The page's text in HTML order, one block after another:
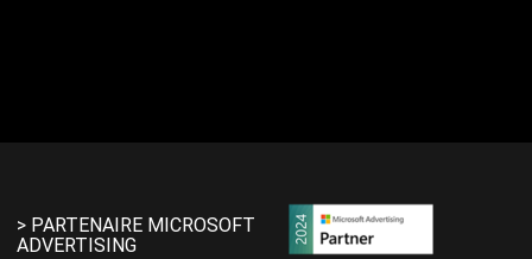
> PARTENAIRE MICROSOFT
ADVERTISING